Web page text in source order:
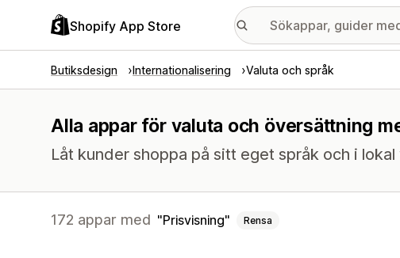
Shopify App Store
Butiksdesign Internationalisering Valuta och språk
Alla appar för valuta och översättning
Låt kunder shoppa på sitt eget språk och i lokal
172 appar med Prisvisning Rensa